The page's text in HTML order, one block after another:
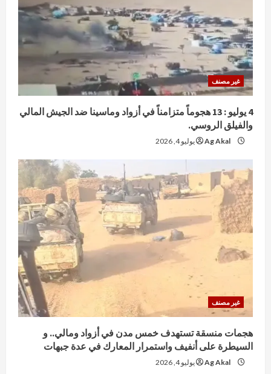
غير مصنف
4 يوليو : 13 هجوماً متزامناً في أزواد وماسينا ضد الجيش المالي
والفيلق الروسي.
Ag Akal يوليو 4, 2026
غير مصنف
هجمات منسقة تستهدف خمس مدن في أزواد ومالي.. و
السيطرة على أنفيف واستمرار المعارك في عدة جبهات
Ag Akal يوليو 4, 2026